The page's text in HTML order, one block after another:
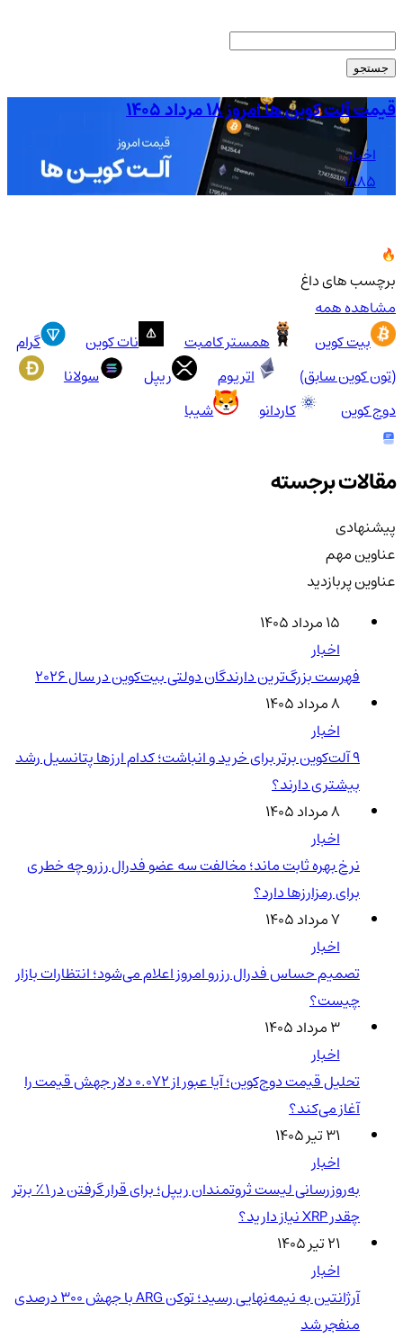
جستجو
قیمت آلت کوین ها امروز ۱۸ مرداد ۱۴۰۵
اخبار
1885
برچسب های داغ
مشاهده همه
بیت کوین
همستر کامبت نات کوین
گرام
(تون کوین سابق)
اتریوم ریپل
سولانا
دوج کوین
کاردانو شیبا
مقالات برجسته
پیشنهادی
عناوین مهم
عناوین پربازدید
۱۵ مرداد ۱۴۰۵
اخبار
فهرست بزرگ‌ترین دارندگان دولتی بیت‌کوین در سال 2026
۸ مرداد ۱۴۰۵
اخبار
۹ آلت‌کوین برتر برای خرید و انباشت؛ کدام ارزها پتانسیل رشد
بیشتری دارند؟
۸ مرداد ۱۴۰۵
اخبار
نرخ بهره ثابت ماند؛ مخالفت سه عضو فدرال رزرو چه خطری
برای رمزارزها دارد؟
۷ مرداد ۱۴۰۵
اخبار
تصمیم حساس فدرال رزرو امروز اعلام می‌شود؛ انتظارات بازار
چیست؟
۳ مرداد ۱۴۰۵
اخبار
تحلیل قیمت دوج‌کوین؛ آیا عبور از ۰.۰۷۲ دلار جهش قیمت را
آغاز می‌کند؟
۳۱ تیر ۱۴۰۵
اخبار
به‌روزرسانی لیست ثروتمندان ریپل؛ برای قرار گرفتن در ۱٪ برتر
چقدر XRP نیاز دارید؟
۲۱ تیر ۱۴۰۵
اخبار
آرژانتین به نیمه‌نهایی رسید؛ توکن ARG با جهش ۳۰۰ درصدی
منفجر شد